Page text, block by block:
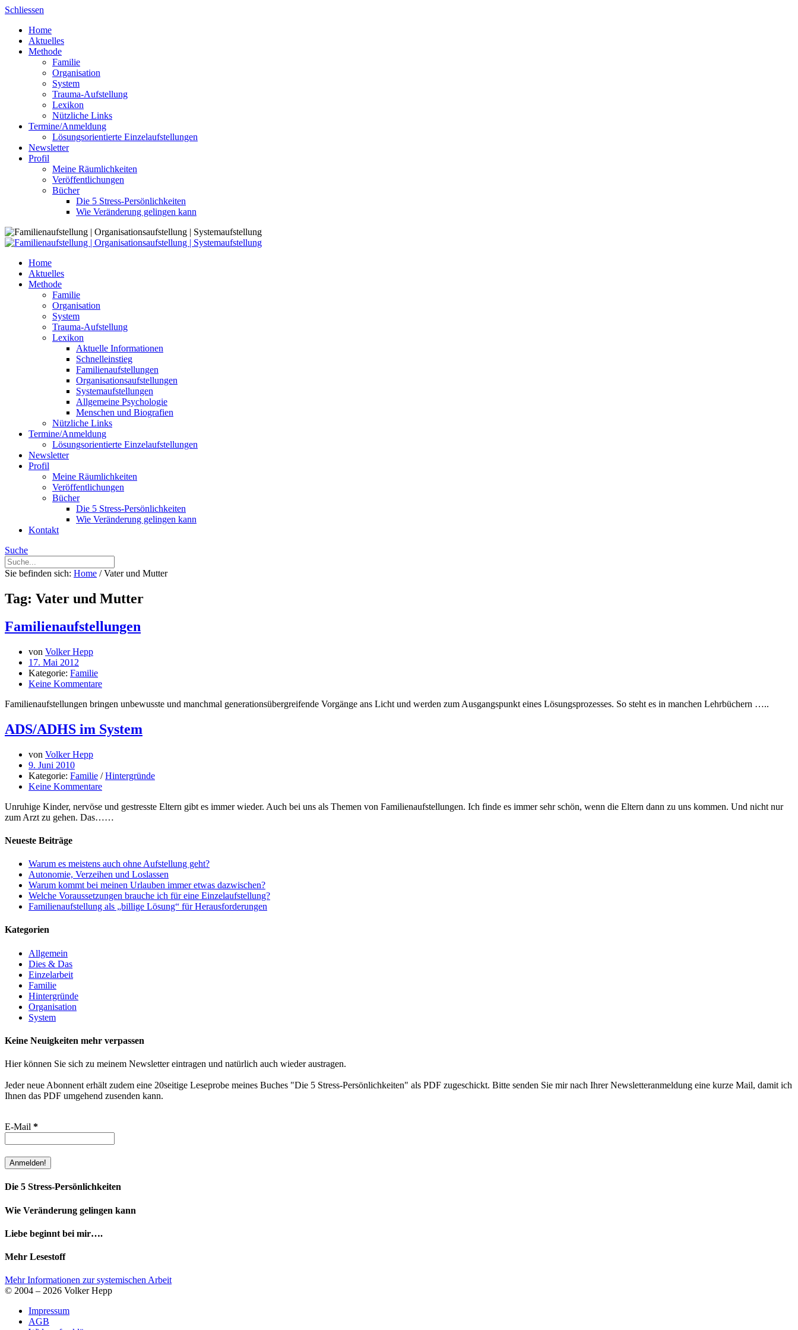
Skip
content
Schliessen
Home
Aktuelles
Methode
Familie
Organisation
System
Trauma-Aufstellung
Lexikon
Nützliche Links
Termine/Anmeldung
Lösungsorientierte Einzelaufstellungen
Newsletter
Profil
Meine Räumlichkeiten
Veröffentlichungen
Bücher
Die 5 Stress-Persönlichkeiten
Wie Veränderung gelingen kann
Home
Aktuelles
Methode
Familie
Organisation
System
Trauma-Aufstellung
Lexikon
Aktuelle Informationen
Schnelleinstieg
Familienaufstellungen
Organisationsaufstellungen
Systemaufstellungen
Allgemeine Psychologie
Menschen und Biografien
Nützliche Links
Termine/Anmeldung
Lösungsorientierte Einzelaufstellungen
Newsletter
Profil
Meine Räumlichkeiten
Veröffentlichungen
Bücher
Die 5 Stress-Persönlichkeiten
Wie Veränderung gelingen kann
Kontakt
Suche
Sie befinden sich: Home / Vater und Mutter
Tag: Vater und Mutter
Familienaufstellungen
von Volker Hepp
17. Mai 2012
Kategorie: Familie
Keine Kommentare
Familienaufstellungen bringen unbewusste und manchmal generationsübergreifende Vorgänge ans Licht und werden zum Ausgangspunkt eines Lösungsprozesses. So steht es in manchen Lehrbüchern …..
ADS/ADHS im System
von Volker Hepp
9. Juni 2010
Kategorie: Familie /Hintergründe
Keine Kommentare
Unruhige Kinder, nervöse und gestresste Eltern gibt es immer wieder. Auch bei uns als Themen von Familienaufstellungen. Ich finde es immer sehr schön, wenn die Eltern dann zu uns kommen. Und nicht nur
zum Arzt zu gehen. Das……
Neueste Beiträge
Warum es meistens auch ohne Aufstellung geht?
Autonomie, Verzeihen und Loslassen
Warum kommt bei meinen Urlauben immer etwas dazwischen?
Welche Voraussetzungen brauche ich für eine Einzelaufstellung?
Familienaufstellung als „billige Lösung“ für Herausforderungen
Kategorien
Allgemein
Dies & Das
Einzelarbeit
Familie
Hintergründe
Organisation
System
Keine Neuigkeiten mehr verpassen
Hier können Sie sich zu meinem Newsletter eintragen und natürlich auch wieder austragen.
Jeder neue Abonnent erhält zudem eine 20seitige Leseprobe meines Buches "Die 5 Stress-Persönlichkeiten" als PDF zugeschickt. Bitte senden Sie mir nach Ihrer Newsletteranmeldung eine kurze Mail, damit ich
Ihnen das PDF umgehend zusenden kann.
E-Mail *
Die 5 Stress-Persönlichkeiten
Wie Veränderung gelingen kann
Liebe beginnt bei mir….
Mehr Lesestoff
Mehr Informationen zur systemischen Arbeit
© 2004 – 2026 Volker Hepp
Impressum
AGB